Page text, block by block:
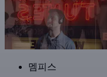
멤피스